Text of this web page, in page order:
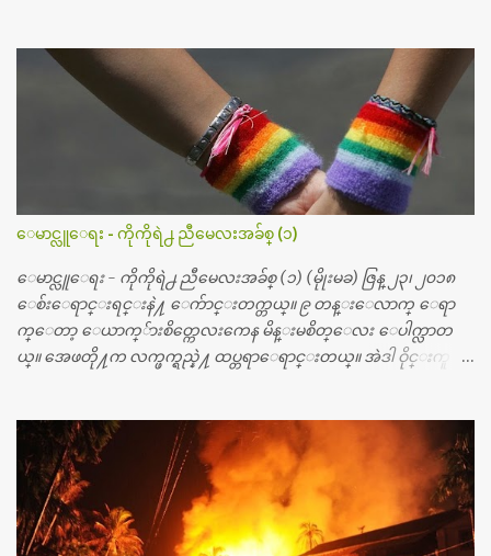
စၿပီး၊ အာရွေတာ္ဝင္ခြဲစိတ္ခန္းကို ငွားရမ္းခြဲစိတ္ အရိုးအစားထိုးကုပါတ
ယ္။ ေဆးစစ္၊ေဆးဝယ္၊ ခြဲစိတ္ကု၊ အရိုးအစားထိုးပစၥည္း စတဲ့စရိ
တ္ေတြနဲ႔ေဆးရံုမွာ ၂ ပတ္ေနထိုင္စရိတ္ သိန္း ၇၀ ေလာက္ ကုန္သြား
ပါတယ္။ သူငယ္ခ်င္းျဖစ္သူကို လာေတြ႔ရင္း ဟိုတယ္လို သန္႔ရွင္းသ
ပ္ရပ္တဲ့ ဝိတိုရိယေဆးရံုမွာ စီတီစကင္ နဲ႔ အမ္အာအိုင္1 စက္ခန္းကိုေ
တြ႔လို႔ေမးၾကည့္ေတာ့ တခါစမ္းရင္ က်ပ္တသိန္းေက်ာ္ က်သင့္
တယ္သိရပါတယ္။ တခါတေလ ကိုယ္လက္ေျခ၊ ဦးေႏွာက္ေတြ အေသး
စိတ္ၾကည့္လိုရင္ ဒီစက္ၾကီးေတြနဲ႔ စမ္းသပ္ရပါတယ္။ ခႏၱာကိုယ္အစိတ္ပို
င္း ကလီစာေတြကိုၾကည့္ရႈတဲ့ အာလထရာေဆာင္း2 စက္ေတြ
ကေတာ့ ေစ်းသိပ္မႀကီးလို႔ ျမန္မာျပည္ေဆးရံုတိုင္းရွိပါတယ္။
တစ္ခါစမ္းရင္ က်ပ္တစ္ေသာင္းေလာက္ က်သင့္ပါတယ္။ စာေရးသူ လြ
န္ခဲ့တဲ့ (၂)...
ေမာင္လူေရး - ကိုကိုရဲ႕ ညီမေလးအခ်စ္ (၁)
ေမာင္လူေရး - ကိုကိုရဲ႕ ညီမေလးအခ်စ္ (၁) (မိုုးမခ) ဇြန္ ၂၃၊ ၂၀၁၈
ေစ်းေရာင္းရင္းနဲ႔ ေက်ာင္းတက္တယ္။ ၉ တန္းေလာက္ ေရာ
က္ေတာ့ ေယာက္်ားစိတ္ကေလးကေန မိန္းမစိတ္ေလး ေပါက္လာတ
ယ္။ အေဖတို႔က လက္ဖက္ရည္နဲ႔ ထပ္တရာေရာင္းတယ္။ အဲဒါ ဝိုင္းကူ
တယ္။ ပန္းပန္တယ္။ မိန္းကေလး အဝတ္အစားေတြကိုလည္း ခုိးဝတ္တ
ယ္။ မိန္းမစိတ္ရွိေတာ့ ရွိေပမယ့္ ကိုယ့္ကိုယ္ကို မိန္းမစိတ္ေပါက္မွန္း
သိတာက ၉ တန္း၊ ၁၀ တန္းေလာက္ကမွ။ ညီအစ္ကို ေမာင္နွမ အားလံုး ၆
ေယာက္ရွိတယ္။ အစ္ကို ၃ ေယာက္၊ အစ္မ ႏွစ္ေယာက္။ အစ္ကိုေတြက
လည္း သူ႔ အေပါင္းအသင္းနဲ႔ သူဆိုေတာ့ အမေတြနဲ႔ဘဲ ေပါ